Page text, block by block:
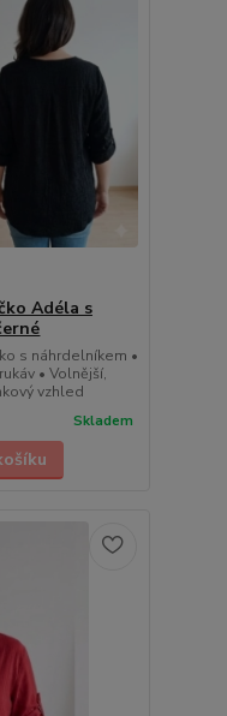
Adéla s
s náhrdelníkem •
• Volnější,
vzhled
Skladem